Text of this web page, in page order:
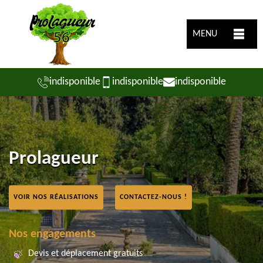
MENU
indisponible indisponible indisponible
Prolagueur
VOIR NOS RÉALISATIONS CONTACTEZ-NOUS !
Nos engagements
Devis et déplacement gratuits